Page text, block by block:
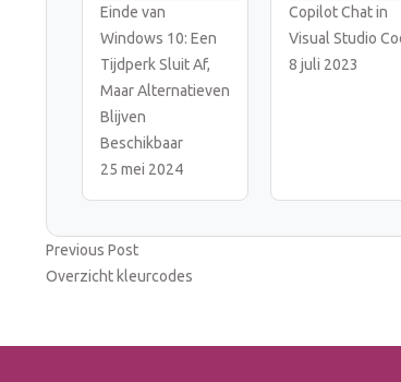
Einde van
Windows 10: Een
Tijdperk Sluit Af,
Maar Alternatieven
Blijven
Beschikbaar
25 mei 2024
Copilot Chat in
Visual Studio
8 juli 2023
Bericht
navigatie
Previous PostPrevious
post:
Overzicht kleurcodes